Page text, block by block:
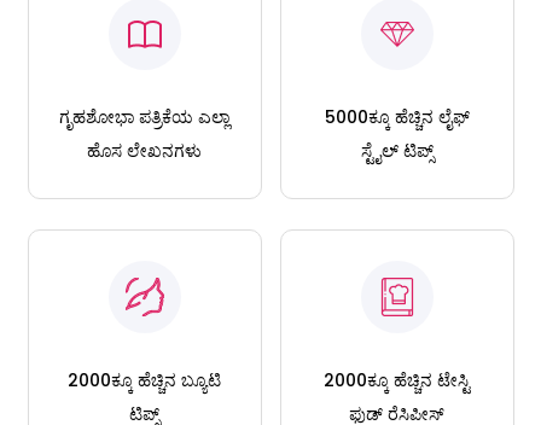
ಗೃಹಶೋಭಾ ಪತ್ರಿಕೆಯ ಎಲ್ಲಾ
ಹೊಸ ಲೇಖನಗಳು
5000ಕ್ಕೂ ಹೆಚ್ಚಿನ ಲೈಫ್
ಸ್ಟೈಲ್ ಟಿಪ್ಸ್
2000ಕ್ಕೂ ಹೆಚ್ಚಿನ ಬ್ಯೂಟಿ
ಟಿಪ್ಸ್
2000ಕ್ಕೂ ಹೆಚ್ಚಿನ ಟೇಸ್ಟಿ
ಫುಡ್ ರೆಸಿಪೀಸ್